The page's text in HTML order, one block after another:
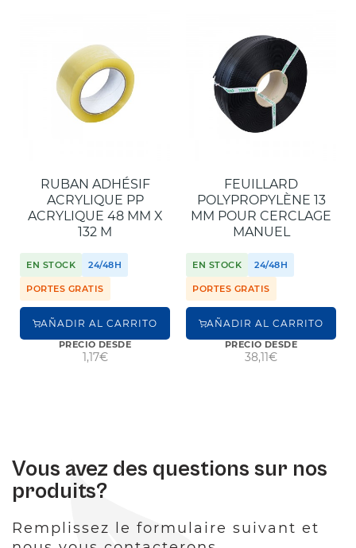
RUBAN ADHÉSIF
ACRYLIQUE PP
ACRYLIQUE 48 MM X
132 M
EN STOCK 24/48H
PORTES GRATIS
AÑADIR AL CARRITO
PRECIO DESDE
1,17€
FEUILLARD
POLYPROPYLÈNE 13
MM POUR CERCLAGE
MANUEL
EN STOCK 24/48H
PORTES GRATIS
AÑADIR AL CARRITO
PRECIO DESDE
38,11€
Vous avez des questions sur nos
produits?
Remplissez le formulaire suivant et